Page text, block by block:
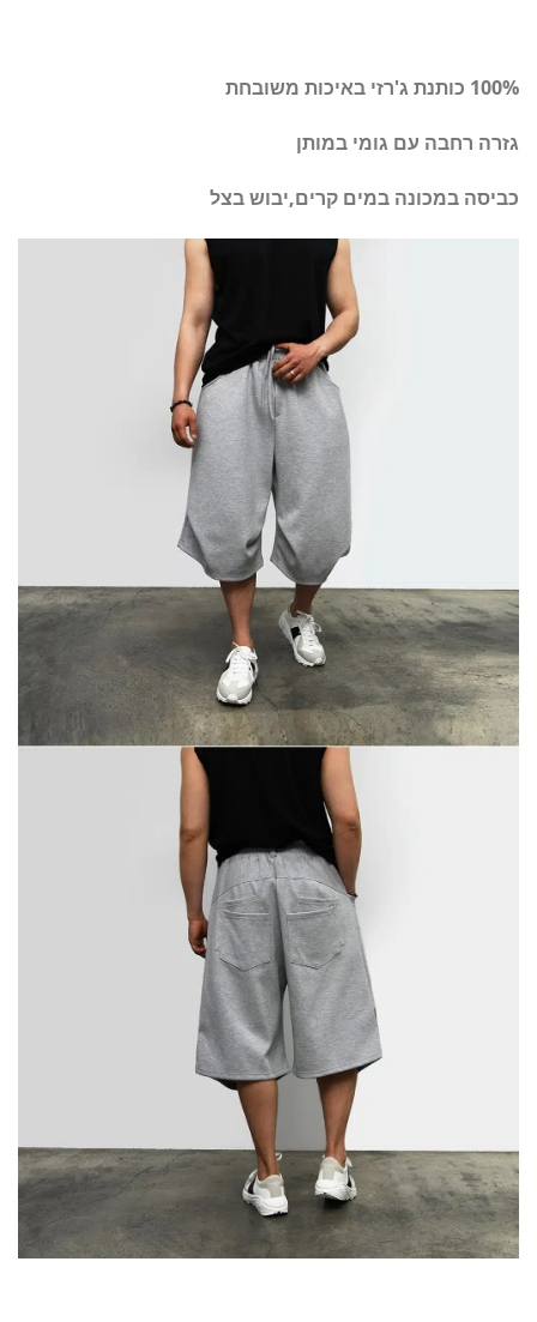
100% כותנת ג'רזי באיכות משובחת
גזרה רחבה עם גומי במותן
כביסה במכונה במים קרים,יבוש בצל